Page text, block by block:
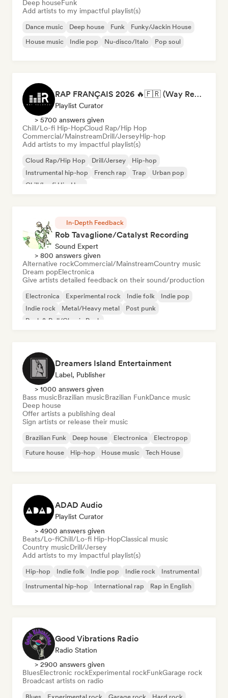
Deep houseFunk
Add artists to my impactful playlist(s)
Dance music Deep house Funk
Funky/Jackin House
House music
Indie pop Nu-disco/Italo Pop soul
RAP FRANÇAIS 2026 🔥🇫🇷 (Way Records)
Playlist Curator
> 5700 answers given
Chill/Lo-fi Hip-HopCloud Rap/Hip Hop
Commercial/MainstreamDrill/JerseyHip-hop
Add artists to my impactful playlist(s)
Cloud Rap/Hip Hop Drill/Jersey
Hip-hop
Instrumental hip-hop
French rap Trap
Urban pop
Chill/Lo-fi Hip-Hop
In-Depth Feedback
Rob Tavaglione/Catalyst Recording
Sound Expert
> 800 answers given
Alternative rockCommercial/MainstreamCountry music
Dream popElectronica
Give artists detailed feedback on their sound/production
Electronica Experimental rock Indie folk
Indie pop
Indie rock
Metal/Heavy metal
Post punk
Rock & Roll/Classic Rock
Dreamers Island Entertainment
Label, Publisher
> 1000 answers given
Bass musicBrazilian musicBrazilian FunkDance music
Deep house
Offer artists a publishing deal
Sign artists or release their music
Brazilian Funk Deep house Electronica
Electropop
Future house
Hip-hop House music Tech House
ADAD Audio
Playlist Curator
> 4900 answers given
Beats/Lo-fiChill/Lo-fi Hip-HopClassical music
Country musicDrill/Jersey
Add artists to my impactful playlist(s)
Hip-hop Indie folk Indie pop Indie rock
Instrumental
Instrumental hip-hop
International rap Rap in English
Good Vibrations Radio
Radio Station
> 2900 answers given
BluesElectronic rockExperimental rockFunkGarage rock
Broadcast artists on radio